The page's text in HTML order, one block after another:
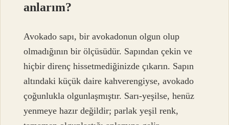
anlarım?
Avokado sapı, bir avokadonun olgun olup
olmadığının bir ölçüsüdür. Sapından çekin ve
hiçbir direnç hissetmediğinizde çıkarın. Sapın
altındaki küçük daire kahverengiyse, avokado
çoğunlukla olgunlaşmıştır. Sarı-yeşilse, henüz
yenmeye hazır değildir; parlak yeşil renk,